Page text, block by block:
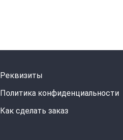
Реквизиты
Политика конфиденциальности
Как сделать заказ